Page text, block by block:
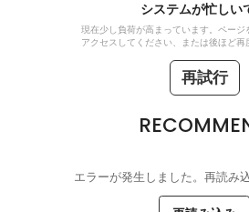
システムが忙しい
現在少し負荷が高まっています。ページ
アクセスしてください、または後ほど再
再試行
エラーが発生しました。再読み